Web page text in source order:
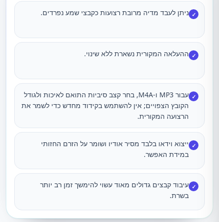
✓ ניתן לעבד מדיה מרובת רצועות כקבצי שמע נפרדים.
✓ ההעלאה המקורית נשארת ללא שינוי.
✓
עבור MP3 ו-M4A, בחר קצב סיביות התואם לאיכות ולגודל
הקובץ הצפויים; אין להשתמש בקידוד מחדש כדי לשמר את
הרצועה המקורית.
✓ ייצוא וידאו בלבד מסיר אודיו ושומר על הזרם החזותי
במידת האפשר.
✓ עיבוד קבצים גדולים מאוד עשוי להימשך זמן רב יותר
בשרת.